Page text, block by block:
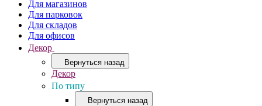
Для магазинов
Для парковок
Для складов
Для офисов
Декор
Вернуться назад
Декор
По типу
Вернуться назад